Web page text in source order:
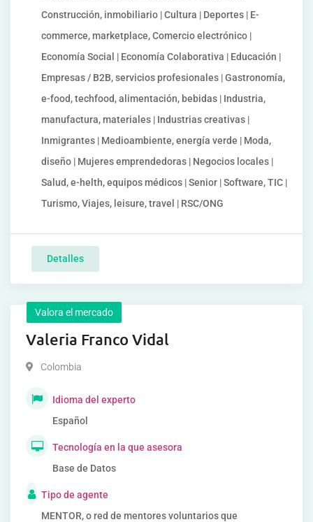
Construcción, inmobiliario | Cultura | Deportes | E-
commerce, marketplace, Comercio electrónico |
Economía Social | Economía Colaborativa | Educación |
Empresas / B2B, servicios profesionales | Gastronomía,
e-food, techfood, alimentación, bebidas | Industria,
manufactura, materiales | Industrias creativas |
Inmigrantes | Medioambiente, energía verde | Moda,
diseño | Mujeres emprendedoras | Negocios locales |
Salud, e-helth, equipos médicos | Senior | Software, TIC |
Turismo, Viajes, leisure, travel | RSC/ONG
Detalles
Valora el mercado
Valeria Franco Vidal
Colombia
Idioma del experto
Español
Tecnología en la que asesora
Base de Datos
Tipo de agente
MENTOR, o red de mentores voluntarios que